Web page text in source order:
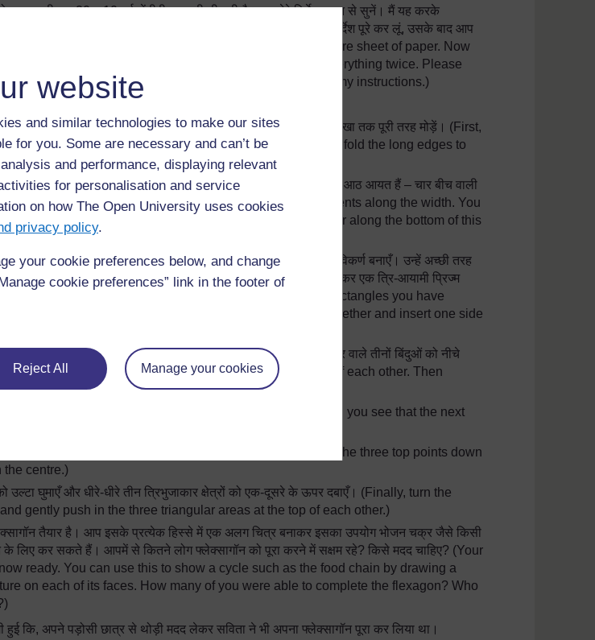
website
and similar technologies to make our sites
for you. Some are necessary and can’t be
and performance, displaying relevant
for personalisation and service
on how The Open University uses cookies
privacy policy.
your cookie preferences below, and change
cookie preferences” link in the footer of
Reject All Manage your cookies
कागज़ की एक 20 x 10 वर्ग सेंटीमीटर वाली शीट दी है। अब मेरे निर्देश ध्यान से सुनें। मैं यह करके
हर बात दो बार दोहराऊँगा। कृपया निर्देशों को ध्यान से सुनें। जब मैं अपने निर्देश पूरे कर लूं, उसके बाद आप
सकते हैं। (I have given each of you a 20 x 10 square centimetre sheet of paper. Now
instructions carefully. I will demonstrate, and I will repeat everything twice. Please
instructions carefully. You may ask for help after I complete my instructions.)
लंबाई में आयत के बीच वाली रेखा बनाएँ, और लंबे किनारों को इस बीच वाली रेखा तक पूरी तरह मोड़ें। (First,
the middle line of the rectangle along the length, and firmly fold the long edges to
तरह मोड़ें, ताकि चौड़ाई में आठ एक सामान खंड बन जाएँ। अब आपके पास आठ आयत हैं – चार बीच वाली
चार इस रेखा से नीचे।(Second, fold to make eight equal segments along the width. You
rectangles – four along the top of the middle line and four along the bottom of this
जो आयत मोड़े हैं, उन सभी के भीतर एक पेन्सिल की सहायता से ध्यानपूर्वक विकर्ण बनाएँ। उन्हें अच्छी तरह
के बाएँ और दाएँ हिस्सों को एक साथ लाएँ और इनमें से एक को दूसरे में डालकर एक त्रि-आयामी प्रिज्म
with a pencil, carefully draw diagonals inside each of the rectangles you have
them well. Then, bring the paper’s left and right sides together and insert one side
त्रिभुजाकार भागों को धीरे-धीरे एक-दूसरे के ऊपर दबाएँ। अब ध्यानपूर्वक ऊपर वाले तीनों बिंदुओं को नीचे
(Next, gently push in the three triangular areas at the top of each other. Then
all the three top points down and through the centre.)
हैं कि त्रिभुजों की अगली पंक्ति भी इसी तरह की आकृति बनाती है? (Can you see that the next
ऊपर वाले तीनों बिंदुओं को नीचे केंद्र तक दबाएँ। (Once again, press all the three top points down
the centre.)
उल्टा घुमाएँ और धीरे-धीरे तीन त्रिभुजाकार क्षेत्रों को एक-दूसरे के ऊपर दबाएँ। (Finally, turn the
gently push in the three triangular areas at the top of each other.)
तैयार है। आप इसके प्रत्येक हिस्से में एक अलग चित्र बनाकर इसका उपयोग भोजन चक्र जैसे किसी
के लिए कर सकते हैं। आपमें से कितने लोग फ्लेक्सागॉन को पूरा करने में सक्षम रहे? किसे मदद चाहिए? (Your
ready. You can use this to show a cycle such as the food chain by drawing a
on each of its faces. How many of you were able to complete the flexagon? Who
कि, अपने पड़ोसी छात्र से थोड़ी मदद लेकर सविता ने भी अपना फ्लेक्सागॉन पूरा कर लिया था।